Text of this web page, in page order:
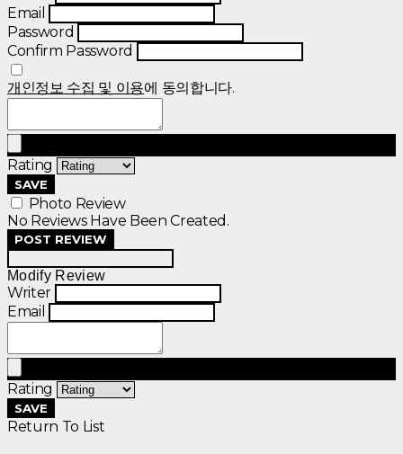
Email
Password
Confirm Password
개인정보 수집 및 이용에 동의합니다.
Rating
SAVE
Photo Review
No Reviews Have Been Created.
POST REVIEW
Modify Review
Writer
Email
Rating
SAVE
Return To List